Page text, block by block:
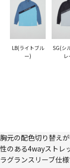
LB(ライトブル
ー)
SG(シ
胸元の配色切り替え
性のある4wayストレ
ラグランスリーブ仕